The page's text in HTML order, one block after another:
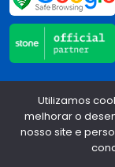
Central Auto
direitos
Utilizamos
melhorar o
nosso site e